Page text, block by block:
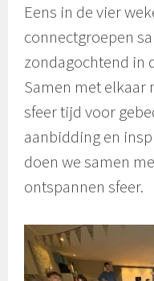
Eens in de vier
connectgroepen
zondagochtend in
Samen met elkaar
sfeer tijd voor
aanbidding en
doen we samen
ontspannen sfeer.